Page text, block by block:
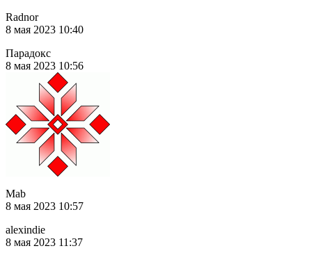
Radnor
8 мая 2023 10:40
Парадокс
8 мая 2023 10:56
Mab
8 мая 2023 10:57
alexindie
8 мая 2023 11:37